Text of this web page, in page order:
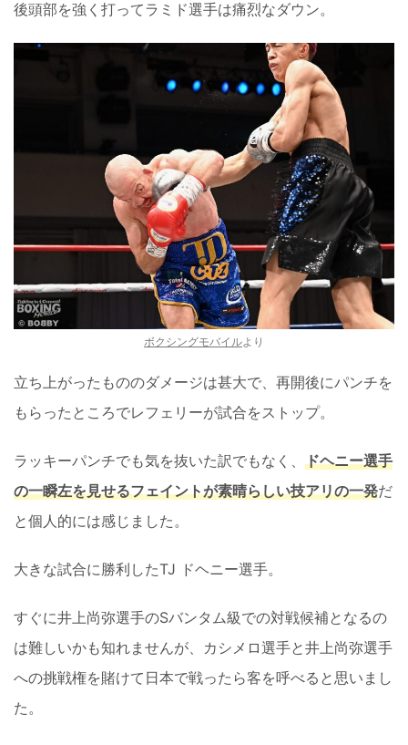
後頭部を強く打ってラミド選手は痛烈なダウン。
ボクシングモバイルより
立ち上がったもののダメージは甚大で、再開後にパンチを
もらったところでレフェリーが試合をストップ。
ラッキーパンチでも気を抜いた訳でもなく、 ドヘニー選手
の一瞬左を見せるフェイントが素晴らしい技アリの一発だ
と個人的には感じました。
大きな試合に勝利したTJ ドヘニー選手。
すぐに井上尚弥選手のSバンタム級での対戦候補となるの
は難しいかも知れませんが、カシメロ選手と井上尚弥選手
への挑戦権を賭けて日本で戦ったら客を呼べると思いまし
た。